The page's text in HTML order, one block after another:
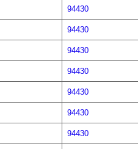
94430
94430
94430
94430
94430
94430
94430